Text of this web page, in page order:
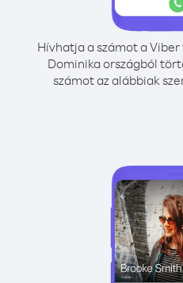
Hívhatja a számot a
Dominika országból
számot az alábbiak